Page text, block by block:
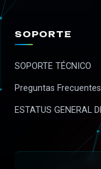
SOPORTE
SOPORTE TÉCNICO
Preguntas Frecuentes
ESTATUS GENERAL